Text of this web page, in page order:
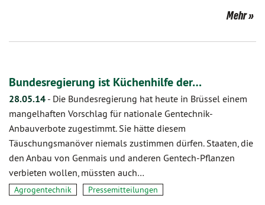
Mehr
Bundesregierung ist Küchenhilfe der…
28.05.14 - Die Bundesregierung hat heute in Brüssel einem
mangelhaften Vorschlag für nationale Gentechnik-
Anbauverbote zugestimmt. Sie hätte diesem
Täuschungsmanöver niemals zustimmen dürfen. Staaten, die
den Anbau von Genmais und anderen Gentech-Pflanzen
verbieten wollen, müssten auch…
Agrogentechnik Pressemitteilungen